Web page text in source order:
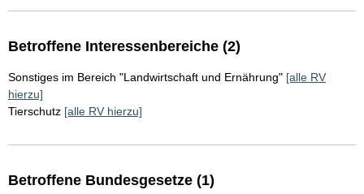
Betroffene Interessenbereiche (2)
Sonstiges im Bereich "Landwirtschaft und Ernährung" [alle RV
hierzu]
Tierschutz [alle RV hierzu]
Betroffene Bundesgesetze (1)